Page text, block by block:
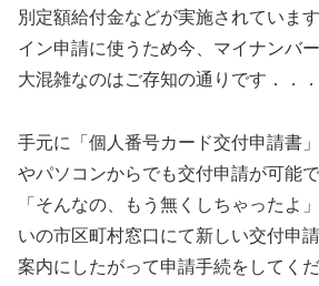
別定額給付金などが実施されていま
イン申請に使うため今、マイナンバ
大混雑なのはご存知の通りです．．．
手元に「個人番号カード交付申請書
やパソコンからでも交付申請が可能で
「そんなの、もう無くしちゃったよ
いの市区町村窓口にて新しい交付申
案内にしたがって申請手続をしてくだ